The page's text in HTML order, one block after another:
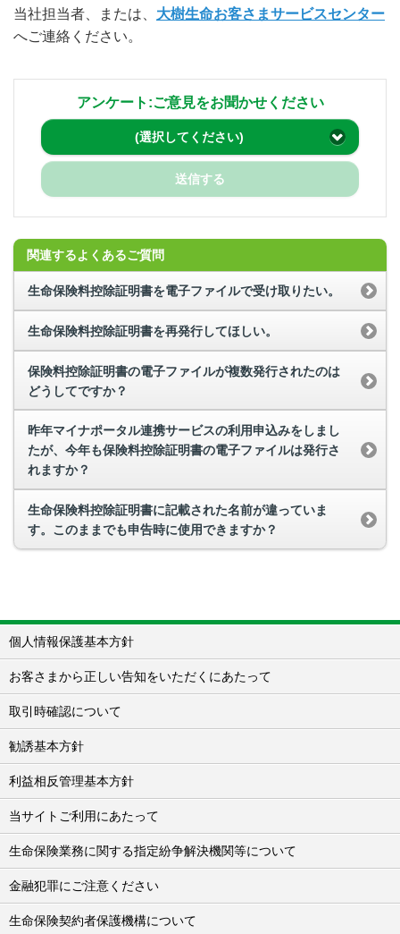
当社担当者、または、 大樹生命お客さまサービスセンター
へご連絡ください。
アンケート:ご意見をお聞かせください
(選択してください)
送信する
関連するよくあるご質問
生命保険料控除証明書を電子ファイルで受け取りたい。
生命保険料控除証明書を再発行してほしい。
保険料控除証明書の電子ファイルが複数発行されたのは
どうしてですか？
昨年マイナポータル連携サービスの利用申込みをしまし
たが、今年も保険料控除証明書の電子ファイルは発行さ
れますか？
生命保険料控除証明書に記載された名前が違っていま
す。このままでも申告時に使用できますか？
個人情報保護基本方針
お客さまから正しい告知をいただくにあたって
取引時確認について
勧誘基本方針
利益相反管理基本方針
当サイトご利用にあたって
生命保険業務に関する指定紛争解決機関等について
金融犯罪にご注意ください
生命保険契約者保護機構について